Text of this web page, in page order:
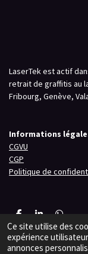
Ce site utilise des
expérience
annonces
LaserTek est actif
retrait de graffitis au
Fribourg, Genève,
Informations
CGVU
CGP
Politique de
P
a
r
t
P
a
r
t
P
a
r
t
© 2023 - 2026
Propulsé par Webador